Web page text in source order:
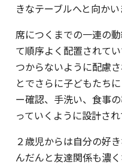
きなテーブルへと向かい
席につくまでの一連の
て順序よく配置されて
つからないように配慮
とでさらに子どもたち
ー確認、手洗い、食事
っていくように設計され
２歳児からは自分の好
んだんと友達関係も濃